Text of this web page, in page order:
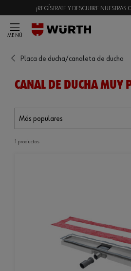
¡REGÍSTRATE Y DESCUBRE NUESTRAS
MENÚ
Placa de ducha/canaleta de ducha
CANAL DE DUCHA MUY
1 productos